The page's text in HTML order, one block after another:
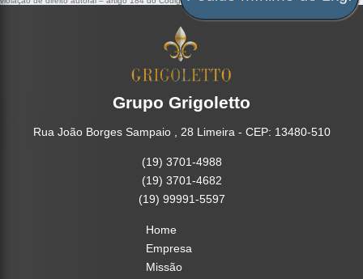
Grupo Grigoletto
Rua João Borges Sampaio , 28 Limeira - CEP: 13480-510
(19) 3701-4988
(19) 3701-4682
(19) 99991-5597
Home
Empresa
Missão